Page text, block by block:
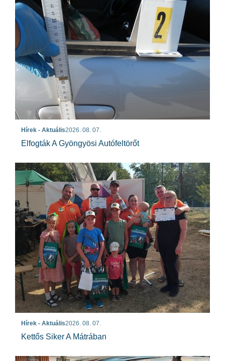
Hírek - Aktuális2026. 08. 07.
Elfogták A Gyöngyösi Autófeltörőt
Hírek - Aktuális2026. 08. 07.
Kettős Siker A Mátrában